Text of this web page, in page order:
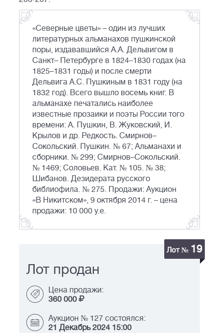
«Северные цветы» – один из лучших
литературных альманахов пушкинской
поры, издававшийся А.А. Дельвигом в
Санкт– Петербурге в 1824–1830 годах (на
1825–1831 годы) и после смерти
Дельвига А.С. Пушкиным в 1831 году (на
1832 год). Всего вышло восемь книг. В
альманахе печатались наиболее
известные прозаики и поэты России того
времени: А. Пушкин, В. Жуковский, И.
Крылов и др. Редкость. Смирнов–
Сокольский. Пушкин. № 67; Альманахи и
сборники. № 299; Смирнов–Сокольский.
№ 1469; Соловьев. Кат. № 105. № 38;
Шибанов. Дезидерата русского
библиофила. № 275. Продажи: Аукцион
«В Никитском», 9 октября 2014 г. – цена
продажи: 10 000 у.е.
Лот № 19
Лот продан
Цена продажи:
360 000
Аукцион № 127 состоялся:
21 Декабрь 2024 15:00